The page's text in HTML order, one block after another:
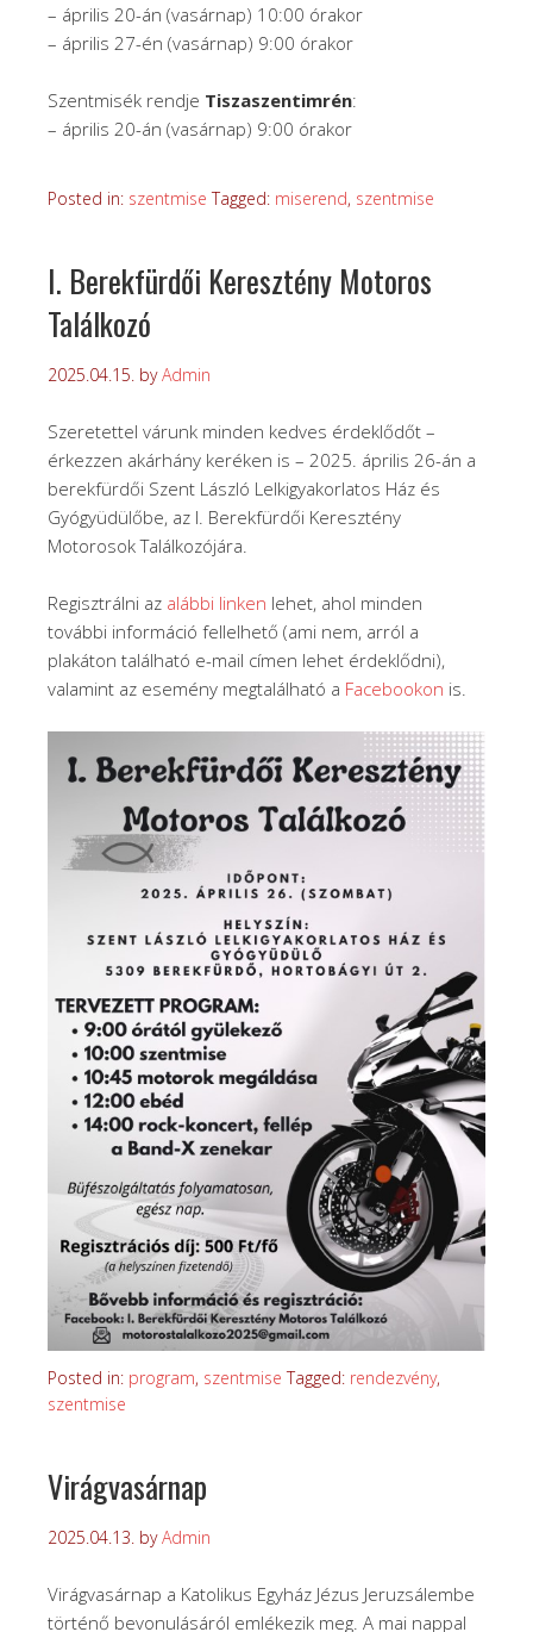
– április 20-án (vasárnap) 10:00 órakor
– április 27-én (vasárnap) 9:00 órakor
Szentmisék rendje Tiszaszentimrén:
– április 20-án (vasárnap) 9:00 órakor
Posted in: szentmise Tagged: miserend, szentmise
I. Berekfürdői Keresztény Motoros
Találkozó
2025.04.15. byAdmin
Szeretettel várunk minden kedves érdeklődőt –
érkezzen akárhány keréken is – 2025. április 26-án a
berekfürdői Szent László Lelkigyakorlatos Ház és
Gyógyüdülőbe, az I. Berekfürdői Keresztény
Motorosok Találkozójára.
Regisztrálni az alábbi linken lehet, ahol minden
további információ fellelhető (ami nem, arról a
plakáton található e-mail címen lehet érdeklődni),
valamint az esemény megtalálható a Facebookon is.
Posted in: program, szentmise Tagged: rendezvény,
szentmise
Virágvasárnap
2025.04.13. byAdmin
Virágvasárnap a Katolikus Egyház Jézus Jeruzsálembe
történő bevonulásáról emlékezik meg. A mai nappal